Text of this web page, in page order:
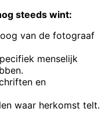
steeds wint:
van de fotograaf
menselijk
en
waar herkomst telt.